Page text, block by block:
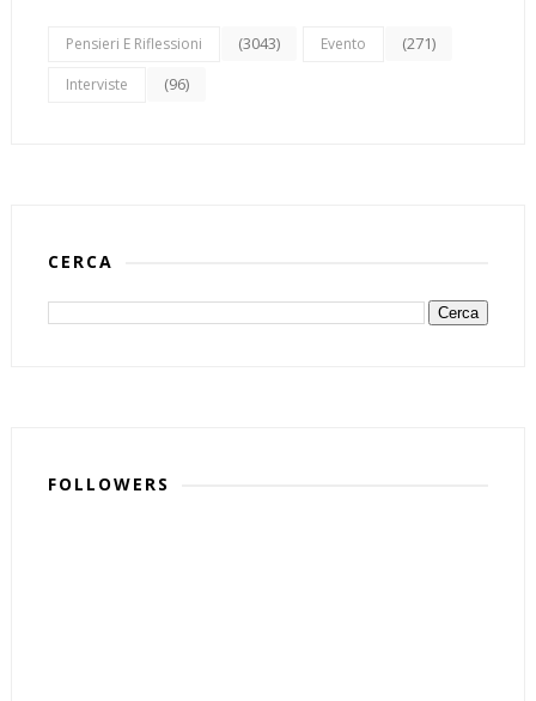
Pensieri E Riflessioni (3043) Evento (271)
Interviste (96)
CERCA
FOLLOWERS